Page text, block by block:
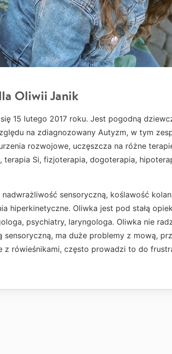
Oliwii Janik
15 lutego 2017 roku. Jest pogodną
na zdiagnozowany Autyzm, w tym
rozwojowe, uczęszcza na różne
terapia Si, fizjoterapia, dogoterapia,
nadwrażliwość sensoryczną, koślawość
hiperkinetyczne. Oliwka jest pod stałą
psychiatry, laryngologa. Oliwka nie
sensoryczną, ma duże problemy z mową,
z rówieśnikami, często prowadzi to do